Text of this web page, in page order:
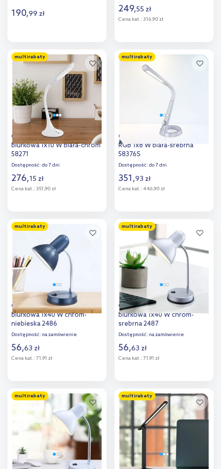
190,99 zł
Dodaj do
porównania
249,55 zł
Cena kat.: 316,90 zł
Dodaj do
porównania
multirabaty
Globo Lighting Pattaya lampa
biurkowa 1x10 W biała-chrom
58271
Dostępność: do 7 dni
276,15 zł
Cena kat.: 351,90 zł
Dodaj do
porównania
multirabaty
Globo Lighting Mitti lampka
RGB 1x8 W biała-srebrna
58376S
Dostępność: do 7 dni
351,93 zł
Cena kat.: 446,90 zł
Dodaj do
porównania
multirabaty
Globo Lighting Basic lampa
biurkowa 1x40 W chrom-
niebieska 2486
Dostępność: na zamówienie
56,63 zł
Cena kat.: 71,91 zł
Dodaj do
porównania
multirabaty
Globo Lighting Basic lampa
biurkowa 1x40 W chrom-
srebrna 2487
Dostępność: na zamówienie
56,63 zł
Cena kat.: 71,91 zł
Dodaj do
porównania
multirabaty multirabaty